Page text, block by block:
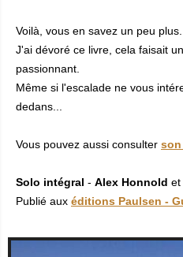
Voilà, vous en savez un peu plus.
J'ai dévoré ce livre, cela faisait
passionnant.
Même si l'escalade ne vous
dedans...
Vous pouvez aussi consulter
Solo intégral - Alex Honnold et
Publié aux éditions Paulsen -